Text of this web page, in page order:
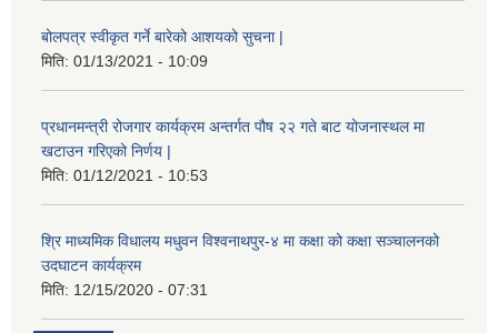
बोलपत्र स्वीकृत गर्ने बारेको आशयको सुचना |
मिति: 01/13/2021 - 10:09
प्रधानमन्त्री रोजगार कार्यक्रम अन्तर्गत पौष २२ गते बाट योजनास्थल मा
खटाउन गरिएको निर्णय |
मिति: 01/12/2021 - 10:53
श्रि माध्यमिक विधालय मधुवन विश्वनाथपुर-४ मा कक्षा को कक्षा सञ्चालनको
उदघाटन कार्यक्रम
मिति: 12/15/2020 - 07:31